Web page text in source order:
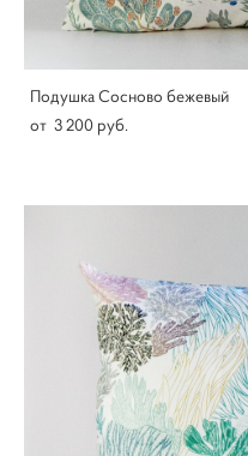
Подушка Сосново бежевый
от 3 200 pуб.